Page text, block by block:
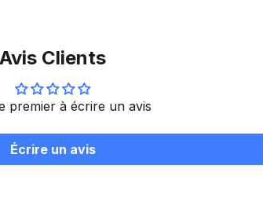
Avis Clients
premier à écrire un avis
Écrire un avis